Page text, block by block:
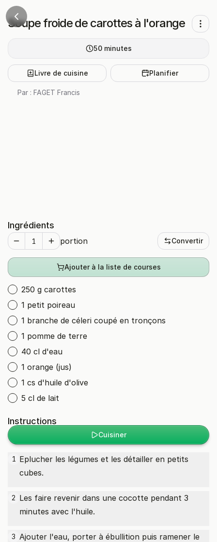
Soupe froide de carottes à l'orange
50 minutes
Livre de cuisine Planifier
Par : FAGET Francis
Ingrédients
portion Convertir
Ajouter à la liste de courses
250 g carottes
1 petit poireau
1 branche de céleri coupé en tronçons
1 pomme de terre
40 cl d'eau
1 orange (jus)
1 cs d'huile d'olive
5 cl de lait
Instructions
Cuisiner
1 Eplucher les légumes et les détailler en petits
cubes.
2 Les faire revenir dans une cocotte pendant 3
minutes avec l'huile.
3 Ajouter l'eau, porter à ébullition puis ramener le